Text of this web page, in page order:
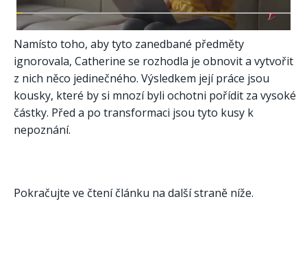
Namísto toho, aby tyto zanedbané předměty
ignorovala, Catherine se rozhodla je obnovit a vytvořit
z nich něco jedinečného. Výsledkem její práce jsou
kousky, které by si mnozí byli ochotni pořídit za vysoké
částky. Před a po transformaci jsou tyto kusy k
nepoznání.
Pokračujte ve čtení článku na další straně níže.